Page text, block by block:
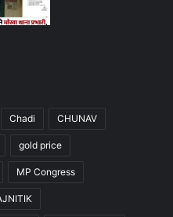
Chadi CHUNAV
gold price
MP Congress